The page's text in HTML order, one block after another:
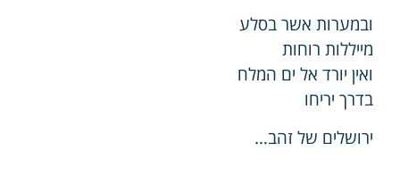
ובמערות אשר בסלע
מייללות רוחות
ואין יורד אל ים המלח
בדרך יריחו
ירושלים של זהב…